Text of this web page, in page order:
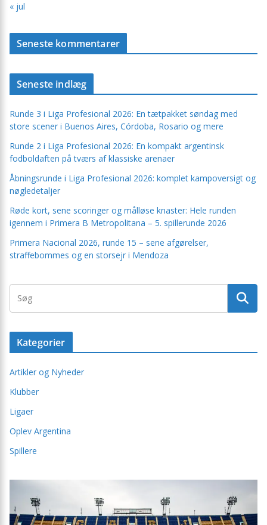
« jul
Seneste kommentarer
Seneste indlæg
Runde 3 i Liga Profesional 2026: En tætpakket søndag med
store scener i Buenos Aires, Córdoba, Rosario og mere
Runde 2 i Liga Profesional 2026: En kompakt argentinsk
fodboldaften på tværs af klassiske arenaer
Åbningsrunde i Liga Profesional 2026: komplet kampoversigt og
nøgledetaljer
Røde kort, sene scoringer og målløse knaster: Hele runden
igennem i Primera B Metropolitana – 5. spillerunde 2026
Primera Nacional 2026, runde 15 – sene afgørelser,
straffebommes og en storsejr i Mendoza
Kategorier
Artikler og Nyheder
Klubber
Ligaer
Oplev Argentina
Spillere